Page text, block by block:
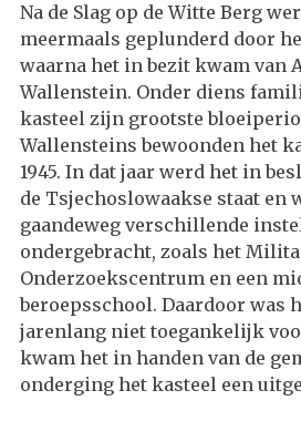
Na de Slag op de Witte Berg
meermaals geplunderd door
waarna het in bezit kwam van
Wallenstein. Onder diens
kasteel zijn grootste
Wallensteins bewoonden het
1945. In dat jaar werd het in
de Tsjechoslowaakse staat en
gaandeweg verschillende
ondergebracht, zoals het
Onderzoekscentrum en een
beroepsschool. Daardoor was
jarenlang niet toegankelijk
kwam het in handen van de
onderging het kasteel een